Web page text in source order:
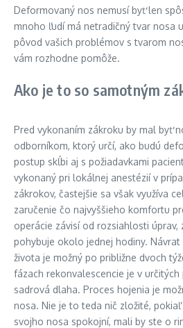
Deformovaný nos nemusí byť len
mnoho ľudí má netradičný tvar nosa
pôvod vašich problémov s tvarom
vám rozhodne pomôže.
Ako je to so samotným
Pred vykonaním zákroku by mal byť
odborníkom, ktorý určí, ako budú
postup skĺbi aj s požiadavkami
vykonaný pri lokálnej anestézií v
zákrokov, častejšie sa však využíva
zaručenie čo najvyššieho komfortu
operácie závisí od rozsiahlosti úprav,
pohybuje okolo jednej hodiny.
života je možný po približne dvoch
fázach rekonvalescencie je v
sadrová dlaha. Proces hojenia je
nosa. Nie je to teda nič zložité,
svojho nosa spokojní, mali by ste o